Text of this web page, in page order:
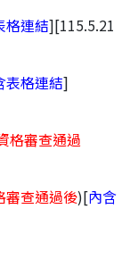
格連結][115.5.21
表格連結]
格審查通過
審查通過後)[內含